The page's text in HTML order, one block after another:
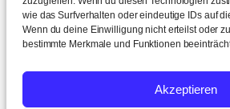
wie das Surfverhalten oder eindeutige IDs auf
Wenn du deine Einwilligung nicht erteilst oder
bestimmte Merkmale und Funktionen
Akzeptieren
✉ Zur Anmeldung
Versand & Abholung|Cookie-